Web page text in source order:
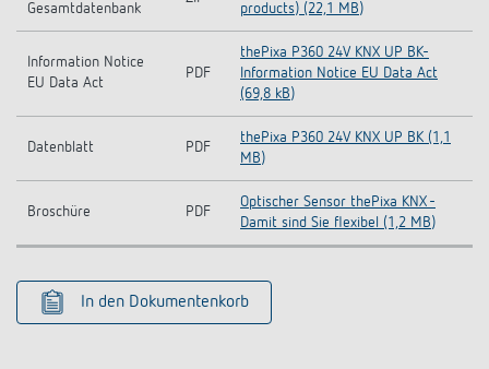
Gesamtdatenbank
products) (22,1 MB)
Information Notice
EU Data Act
PDF
thePixa P360 24V KNX UP BK-
Information Notice EU Data Act
(69,8 kB)
Datenblatt PDF
thePixa P360 24V KNX UP BK (1,1
MB)
Broschüre PDF
Optischer Sensor thePixa KNX -
Damit sind Sie flexibel (1,2 MB)
In den Dokumentenkorb